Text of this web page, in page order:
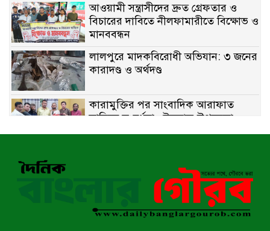
আওয়ামী সন্ত্রাসীদের দ্রুত গ্রেফতার ও
বিচারের দাবিতে নীলফামারীতে বিক্ষোভ ও
মানববন্ধন
লালপুরে মাদকবিরোধী অভিযান: ৩ জনের
কারাদণ্ড ও অর্থদণ্ড
কারামুক্তির পর সাংবাদিক আরাফাত
সানিকে সংবর্ধনা, টেকনাফ উপজেলা
প্রেসক্লাবের ফুলেল শুভেচ্ছা
মিয়ানমারের সীমান্তে স্থলমাইন বিস্ফোরণ:
উখিয়ার এক যুবকের পা বিচ্ছিন্ন